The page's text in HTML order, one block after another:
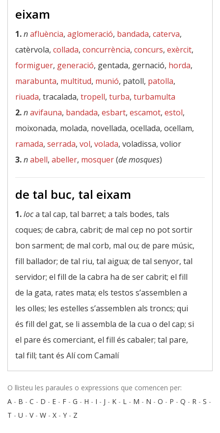
eixam
1.nafluència, aglomeració, bandada, caterva,
catèrvola, collada, concurrència, concurs, exèrcit,
formiguer, generació, gentada, gernació, horda,
marabunta, multitud, munió, patoll, patolla,
riuada, tracalada, tropell, turba, turbamulta
2.navifauna, bandada, esbart, escamot, estol,
moixonada, molada, novellada, ocellada, ocellam,
ramada, serrada, vol, volada, voladissa, volior
3.nabell, abeller, mosquer(de mosques)
de tal buc, tal eixam
1.loca tal cap, tal barret; a tals bodes, tals
coques; de cabra, cabrit; de mal cep no pot sortir
bon sarment; de mal corb, mal ou; de pare músic,
fill ballador; de tal riu, tal aigua; de tal senyor, tal
servidor; el fill de la cabra ha de ser cabrit; el fill
de la gata, rates mata; els testos s’assemblen a
les olles; les estelles s’assemblen als troncs; qui
és fill del gat, se li assembla de la cua o del cap; si
el pare és comerciant, el fill és cabaler; tal pare,
tal fill; tant és Alí com Camalí
O llisteu les paraules o expressions que comencen per:
A - B - C - D - E - F - G - H - I - J - K - L - M - N - O - P - Q - R - S -
T - U - V- W - X - Y - Z